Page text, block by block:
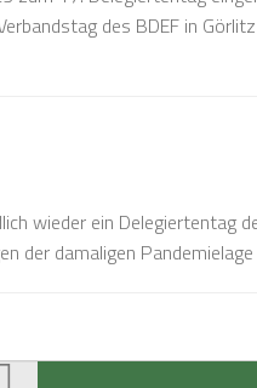
des BDEF in Görlitz
wieder ein Delegiertentag
der damaligen